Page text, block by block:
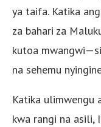
ya taifa. Katika
za bahari za
kutoa
na sehemu
Katika ulimwengu
kwa rangi na asili,